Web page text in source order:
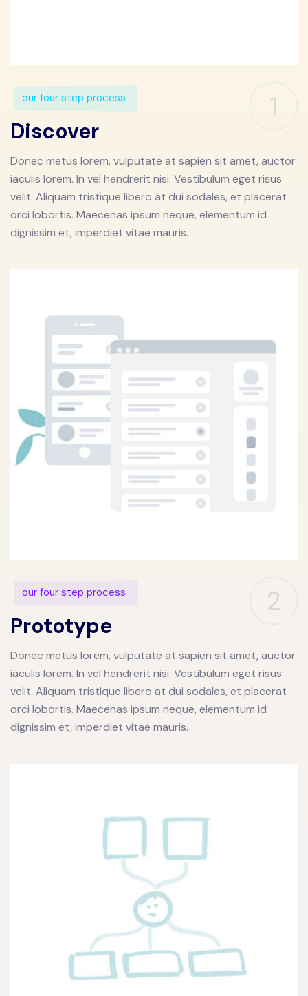
1
our four step process
Discover
Donec metus lorem, vulputate at sapien sit amet, auctor
iaculis lorem. In vel hendrerit nisi. Vestibulum eget risus
velit. Aliquam tristique libero at dui sodales, et placerat
orci lobortis. Maecenas ipsum neque, elementum id
dignissim et, imperdiet vitae mauris.
2
our four step process
Prototype
Donec metus lorem, vulputate at sapien sit amet, auctor
iaculis lorem. In vel hendrerit nisi. Vestibulum eget risus
velit. Aliquam tristique libero at dui sodales, et placerat
orci lobortis. Maecenas ipsum neque, elementum id
dignissim et, imperdiet vitae mauris.